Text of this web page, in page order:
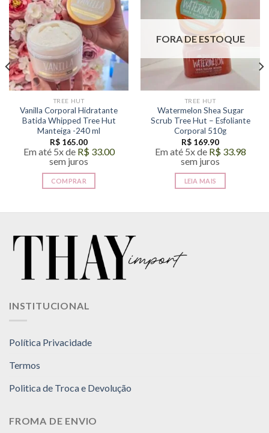
TREE HUT
Vanilla Corporal Hidratante
Batida Whipped Tree Hut
Manteiga -240 ml
R$ 165.00
Em até 5x de R$33.00
sem juros
COMPRAR
FORA DE ESTOQUE
TREE HUT
Watermelon Shea Sugar
Scrub Tree Hut – Esfoliante
Corporal 510g
R$ 169.90
Em até 5x de R$33.98
sem juros
LEIA MAIS
INSTITUCIONAL
Política Privacidade
Termos
Politica de Troca e Devolução
FROMA DE ENVIO